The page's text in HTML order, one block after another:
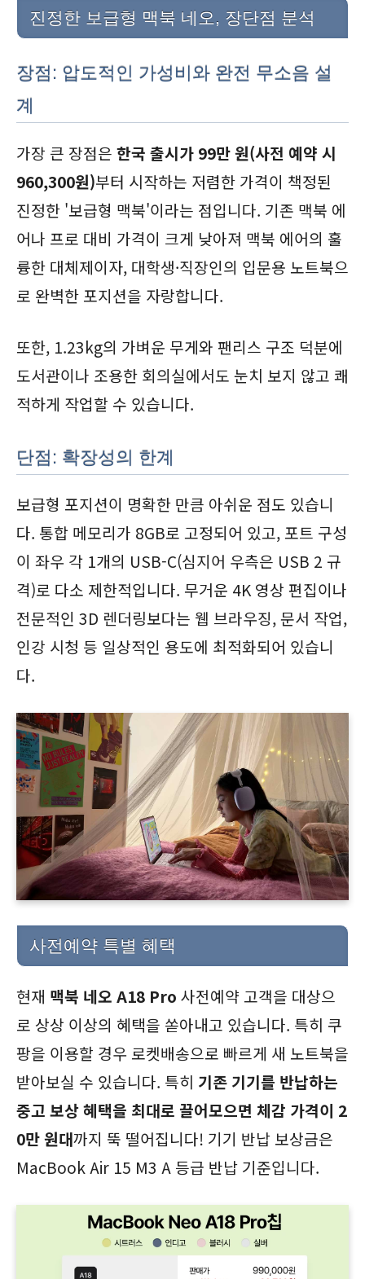
진정한 보급형 맥북 네오, 장단점 분석
장점: 압도적인 가성비와 완전 무소음 설
계
가장 큰 장점은 한국 출시가 99만 원(사전 예약 시
960,300원)부터 시작하는 저렴한 가격이 책정된
진정한 '보급형 맥북'이라는 점입니다. 기존 맥북 에
어나 프로 대비 가격이 크게 낮아져 맥북 에어의 훌
륭한 대체제이자, 대학생·직장인의 입문용 노트북으
로 완벽한 포지션을 자랑합니다.
또한, 1.23kg의 가벼운 무게와 팬리스 구조 덕분에
도서관이나 조용한 회의실에서도 눈치 보지 않고 쾌
적하게 작업할 수 있습니다.
단점: 확장성의 한계
보급형 포지션이 명확한 만큼 아쉬운 점도 있습니
다. 통합 메모리가 8GB로 고정되어 있고, 포트 구성
이 좌우 각 1개의 USB-C(심지어 우측은 USB 2 규
격)로 다소 제한적입니다. 무거운 4K 영상 편집이나
전문적인 3D 렌더링보다는 웹 브라우징, 문서 작업,
인강 시청 등 일상적인 용도에 최적화되어 있습니
다.
사전예약 특별 혜택
현재 맥북 네오 A18 Pro 사전예약 고객을 대상으
로 상상 이상의 혜택을 쏟아내고 있습니다. 특히 쿠
팡을 이용할 경우 로켓배송으로 빠르게 새 노트북을
받아보실 수 있습니다. 특히 기존 기기를 반납하는
중고 보상 혜택을 최대로 끌어모으면 체감 가격이 2
0만 원대까지 뚝 떨어집니다! 기기 반납 보상금은
MacBook Air 15 M3 A 등급 반납 기준입니다.